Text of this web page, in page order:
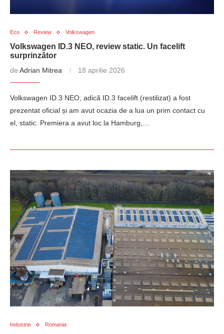
Eco Review Volkswagen
Volkswagen ID.3 NEO, review static. Un facelift
surprinzător
de Adrian Mitrea 18 aprilie 2026
Volkswagen ID.3 NEO, adică ID.3 facelift (restilizat) a fost
prezentat oficial și am avut ocazia de a lua un prim contact cu
el, static. Premiera a avut loc la Hamburg,…
Industrie Romania